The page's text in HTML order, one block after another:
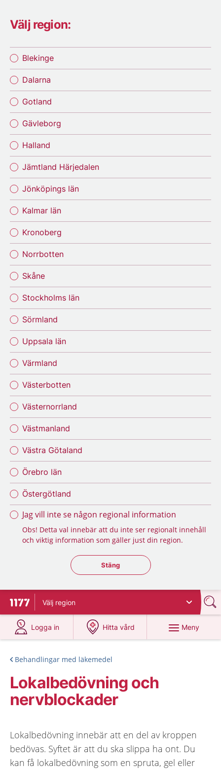
Välj region:
Blekinge
Dalarna
Gotland
Gävleborg
Halland
Jämtland Härjedalen
Jönköpings län
Kalmar län
Kronoberg
Norrbotten
Skåne
Stockholms län
Sörmland
Uppsala län
Värmland
Västerbotten
Västernorrland
Västmanland
Västra Götaland
Örebro län
Östergötland
Jag vill inte se någon regional information
Obs! Detta val innebär att du inte ser regionalt innehåll
och viktig information som gäller just din region.
Stäng regionsväljaren
Stäng
Till startsidan för 1177
Välj region
Logga in
på 1177.se
Hitta vård
på 1177.se
Meny
Behandlingar med läkemedel
Lokalbedövning och
nervblockader
Lokalbedövning innebär att en del av kroppen
bedövas. Syftet är att du ska slippa ha ont. Du
kan få lokalbedövning som en spruta, gel eller